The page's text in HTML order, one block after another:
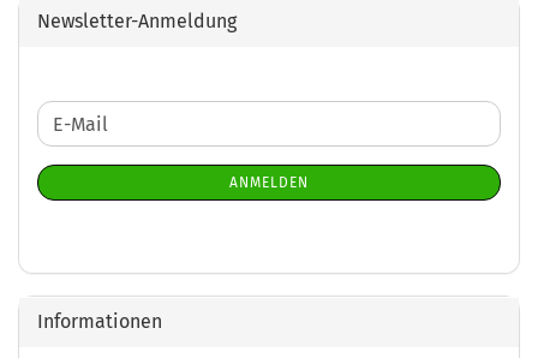
Newsletter-Anmeldung
WEITER
ZUR
NEWSLETTER-
ANMELDUNG
E-
Mail
ANMELDEN
Informationen